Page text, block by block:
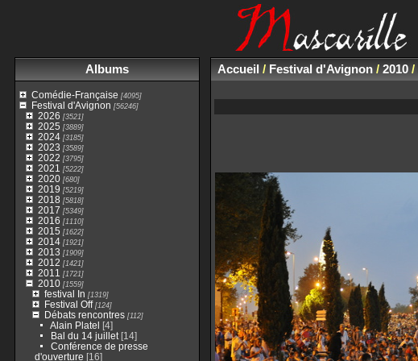
Albums
Comédie-Française [4095]
Festival d'Avignon [56246]
2026 [3521]
2025 [3889]
2024[3185]
2023 [3589]
2022 [3795]
2021 [5222]
2020[680]
2019 [5219]
2018 [5818]
2017 [5349]
2016 [1110]
2015 [1622]
2014[1921]
2013 [1909]
2012 [1421]
2011 [1721]
2010[1559]
festival In [1319]
Festival Off[124]
Débats rencontres[112]
Alain Platel [4]
Bal du 14 juillet[14]
Conférence de presse
d'ouverture [16]
Accueil/ Festival d'Avignon/ 2010/